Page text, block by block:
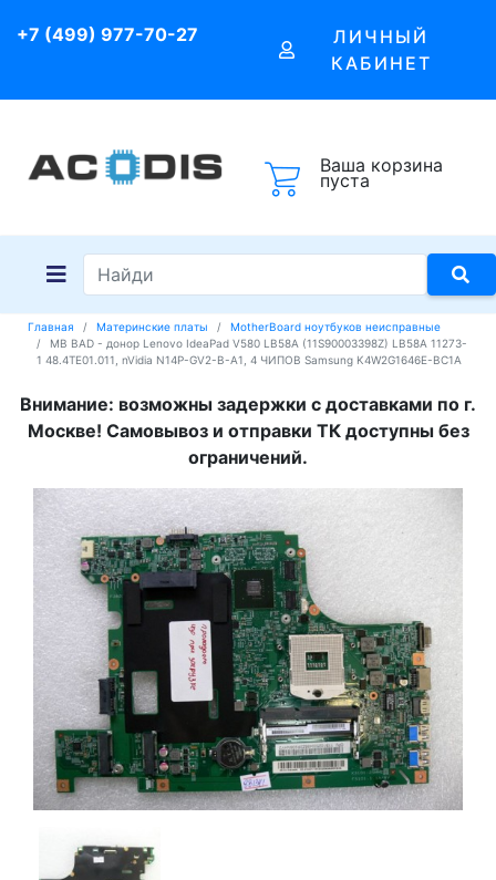
+7 (499) 977-70-27
ЛИЧНЫЙ
КАБИНЕТ
Ваша корзина
пуста
Главная Материнские платы
MotherBoard ноутбуков неисправные
MB BAD - донор Lenovo IdeaPad V580 LB58A (11S90003398Z) LB58A 11273-
1 48.4TE01.011, nVidia N14P-GV2-B-A1, 4 ЧИПОВ Samsung K4W2G1646E-BC1A
Внимание: возможны задержки с доставками по г.
Москве! Самовывоз и отправки ТК доступны без
ограничений.